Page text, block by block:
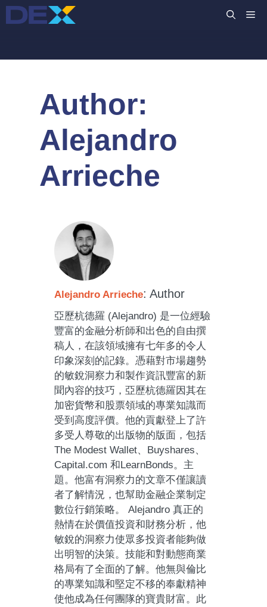
跳
至
Author:
Alejandro
Arrieche
Alejandro Arrieche: Author
亞歷杭德羅 (Alejandro) 是一位經驗
豐富的金融分析師和出色的自由撰
稿人，在該領域擁有七年多的令人
印象深刻的記錄。憑藉對市場趨勢
的敏銳洞察力和製作資訊豐富的新
聞內容的技巧，亞歷杭德羅因其在
加密貨幣和股票領域的專業知識而
受到高度評價。他的貢獻登上了許
多受人尊敬的出版物的版面，包括
The Modest Wallet、Buyshares、
Capital.com 和LearnBonds。主
題。他富有洞察力的文章不僅讓讀
者了解情況，也幫助金融企業制定
數位行銷策略。 Alejandro 真正的
熱情在於價值投資和財務分析，他
敏銳的洞察力使眾多投資者能夠做
出明智的決策。技能和對動態商業
格局有了全面的了解。他無與倫比
的專業知識和堅定不移的奉獻精神
使他成為任何團隊的寶貴財富。此